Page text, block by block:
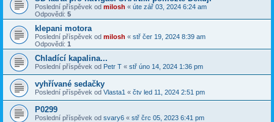
Poslední příspěvek od milosh « úte zář 03, 2024 6:24 am
Odpovědi: 5
klepani motora
Poslední příspěvek od milosh « stř čer 19, 2024 8:39 am
Odpovědi: 1
Chladící kapalina...
Poslední příspěvek od Petr T « stř úno 14, 2024 1:36 pm
vyhřívané sedačky
Poslední příspěvek od Vlasta1 « čtv led 11, 2024 2:51 pm
P0299
Poslední příspěvek od svary6 « stř črc 05, 2023 6:41 pm